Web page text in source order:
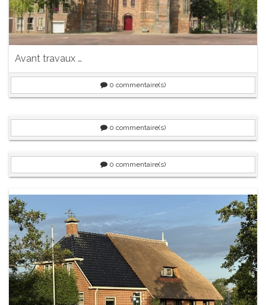
Avant travaux …
0 commentaire(s)
0 commentaire(s)
0 commentaire(s)